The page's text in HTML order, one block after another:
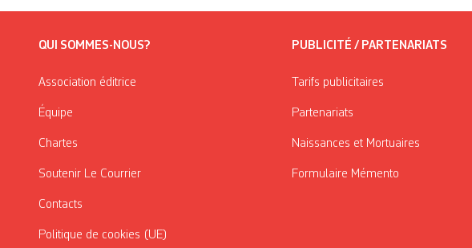
QUI SOMMES-NOUS?
Association éditrice
Équipe
Chartes
Soutenir Le Courrier
Contacts
Politique de cookies (UE)
PUBLICITÉ / PARTENARIATS
Tarifs publicitaires
Partenariats
Naissances et Mortuaires
Formulaire Mémento